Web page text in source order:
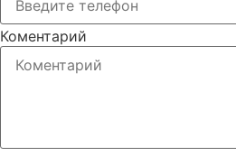
Коментарий